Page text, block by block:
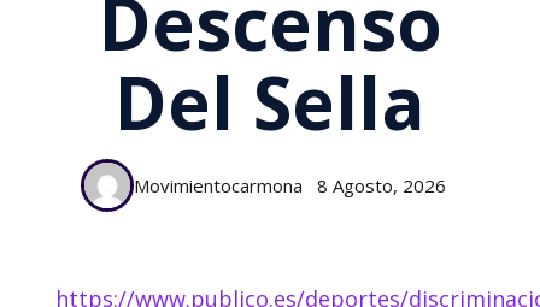
Descenso
Del Sella
Movimientocarmona 8 Agosto, 2026
https://www.publico.es/deportes/